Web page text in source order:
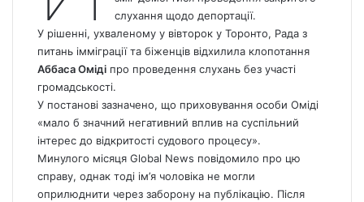
слухання щодо депортації.
У рішенні, ухваленому у вівторок у Торонто, Рада з
питань імміграції та біженців відхилила клопотання
Аббаса Оміді про проведення слухань без участі
громадськості.
У постанові зазначено, що приховування особи Оміді
«мало б значний негативний вплив на суспільний
інтерес до відкритості судового процесу».
Минулого місяця Global News повідомило про цю
справу, однак тоді ім’я чоловіка не могли
оприлюднити через заборону на публікацію. Після